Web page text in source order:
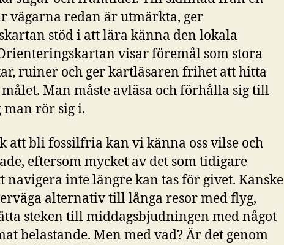
vägarna redan är utmärkta, ger
stöd i att lära känna den lokala
visar föremål som stora
ruiner och ger kartläsaren frihet att hitta
Man måste avläsa och förhålla sig till
rör sig i.
att bli fossilfria kan vi känna oss vilse och
eftersom mycket av det som tidigare
navigera inte längre kan tas för givet. Kanske
alternativ till långa resor med flyg,
steken till middagsbjudningen med något
belastande. Men med vad? Är det genom